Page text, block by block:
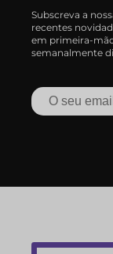
Subscreva a
recentes
em primeira-
semanalmente